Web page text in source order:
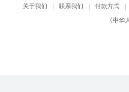
关于我们 | 联系我们 | 付款方式
|
《中